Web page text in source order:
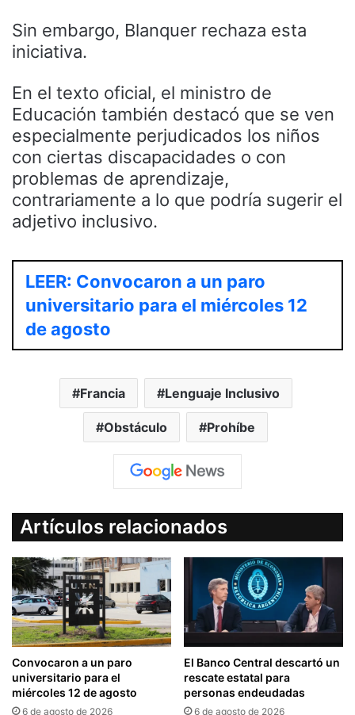
Sin embargo, Blanquer rechaza esta
iniciativa.
En el texto oficial, el ministro de
Educación también destacó que se ven
especialmente perjudicados los niños
con ciertas discapacidades o con
problemas de aprendizaje,
contrariamente a lo que podría sugerir el
adjetivo inclusivo.
LEER: Convocaron a un paro
universitario para el miércoles 12
de agosto
Francia Lenguaje Inclusivo
Obstáculo Prohíbe
Artículos relacionados
Convocaron a un paro
universitario para el
miércoles 12 de agosto
6 de agosto de 2026
El Banco Central descartó un
rescate estatal para
personas endeudadas
6 de agosto de 2026